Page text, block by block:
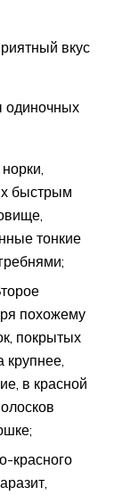
вкус
одиночных
быстрым
тонкие
похожему
покрытых
в красной
красного